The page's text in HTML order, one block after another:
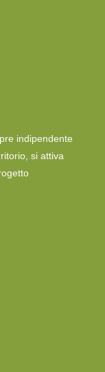
indipendente
si attiva